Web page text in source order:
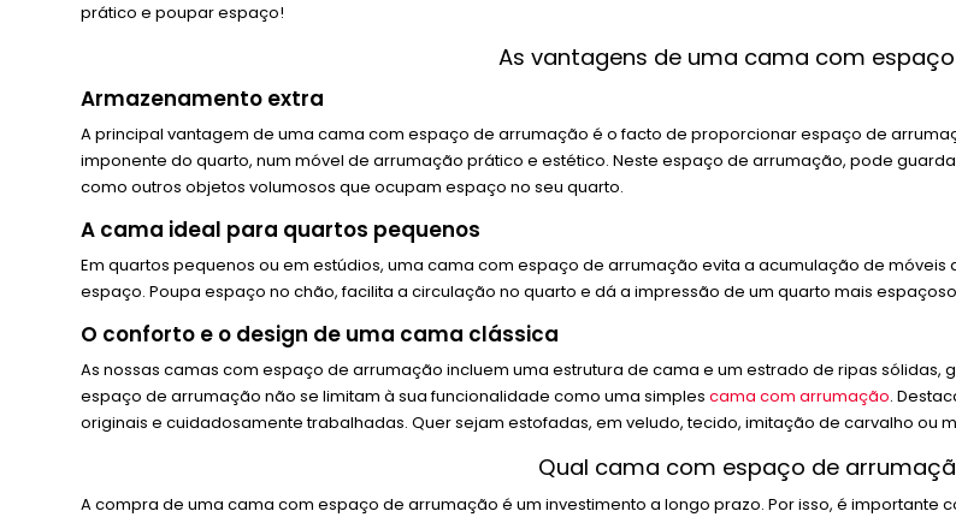
prático e poupar espaço!
As vantagens de uma cama com
Armazenamento extra
A principal vantagem de uma cama com espaço de arrumação é o facto de proporcionar espaço de
imponente do quarto, num móvel de arrumação prático e estético. Neste espaço de arrumação, pode
como outros objetos volumosos que ocupam espaço no seu quarto.
A cama ideal para quartos pequenos
Em quartos pequenos ou em estúdios, uma cama com espaço de arrumação evita a acumulação de
espaço. Poupa espaço no chão, facilita a circulação no quarto e dá a impressão de um quarto mais
O conforto e o design de uma cama clássica
As nossas camas com espaço de arrumação incluem uma estrutura de cama e um estrado de ripas sólidas,
espaço de arrumação não se limitam à sua funcionalidade como uma simplescama com arrumação.
originais e cuidadosamente trabalhadas. Quer sejam estofadas, em veludo, tecido, imitação de carvalho ou
Qual cama com espaço de
A compra de uma cama com espaço de arrumação é um investimento a longo prazo. Por isso, é